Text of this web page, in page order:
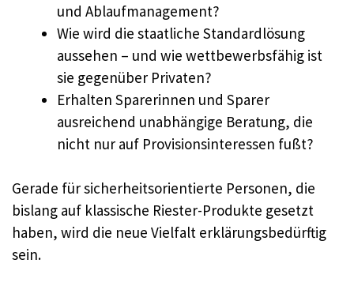
und Ablaufmanagement?
Wie wird die staatliche Standardlösung
aussehen – und wie wettbewerbsfähig ist
sie gegenüber Privaten?
Erhalten Sparerinnen und Sparer
ausreichend unabhängige Beratung, die
nicht nur auf Provisionsinteressen fußt?
Gerade für sicherheitsorientierte Personen, die
bislang auf klassische Riester-Produkte gesetzt
haben, wird die neue Vielfalt erklärungsbedürftig
sein.